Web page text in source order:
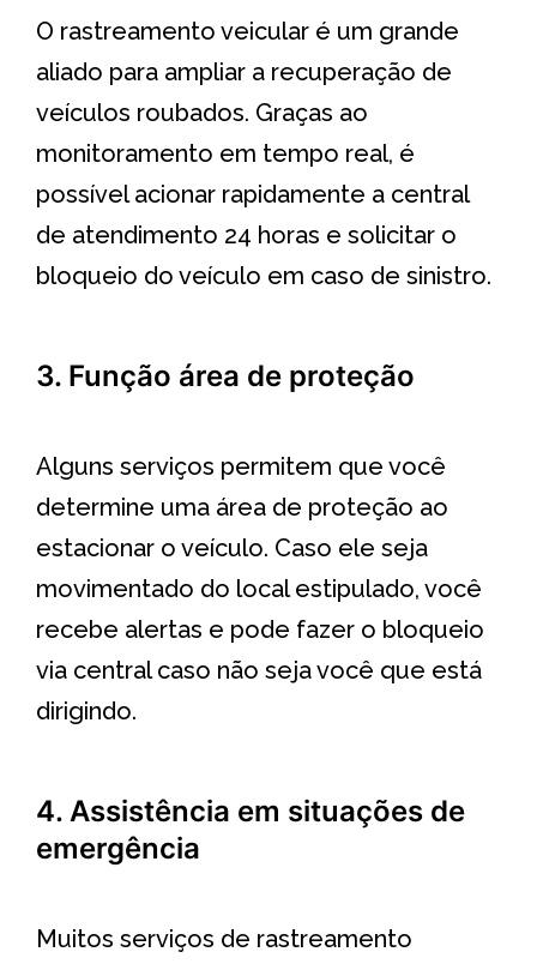
O rastreamento veicular é um grande
aliado para ampliar a recuperação de
veículos roubados. Graças ao
monitoramento em tempo real, é
possível acionar rapidamente a central
de atendimento 24 horas e solicitar o
bloqueio do veículo em caso de sinistro.
3. Função área de proteção
Alguns serviços permitem que você
determine uma área de proteção ao
estacionar o veículo. Caso ele seja
movimentado do local estipulado, você
recebe alertas e pode fazer o bloqueio
via central caso não seja você que está
dirigindo.
4. Assistência em situações de
emergência
Muitos serviços de rastreamento